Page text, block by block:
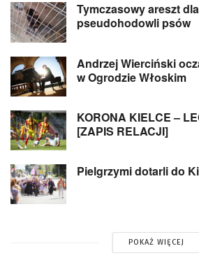
Tymczasowy areszt
pseudohodowli psów
Andrzej Wierciński
w Ogrodzie Włoskim
KORONA KIELCE –
[ZAPIS RELACJI]
Pielgrzymi dotarli do
POKAŻ WIĘCEJ